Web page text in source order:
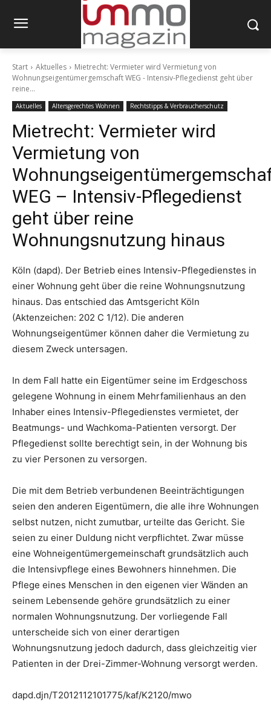
Start Aktuelles
Mietrecht: Vermieter wird Vermietung von
Wohnungseigentümergemschaft WEG - Intensiv-Pflegedienst geht über
reine...
Aktuelles Altersgerechtes Wohnen Rechtstipps & Verbraucherschutz
Mietrecht: Vermieter wird
Vermietung von
WEG – Intensiv-Pflegedienst
geht über reine
Wohnungsnutzung hinaus
Köln (dapd). Der Betrieb eines Intensiv-Pflegedienstes in
einer Wohnung geht über die reine Wohnungsnutzung
hinaus. Das entschied das Amtsgericht Köln
(Aktenzeichen: 202 C 1/12). Die anderen
Wohnungseigentümer können daher die Vermietung zu
diesem Zweck untersagen.
In dem Fall hatte ein Eigentümer seine im Erdgeschoss
gelegene Wohnung in einem Mehrfamilienhaus an den
Inhaber eines Intensiv-Pflegedienstes vermietet, der
Beatmungs- und Wachkoma-Patienten versorgt. Der
Pflegedienst sollte berechtigt sein, in der Wohnung bis
zu vier Personen zu versorgen.
Die mit dem Betrieb verbundenen Beeinträchtigungen
seien den anderen Eigentümern, die alle ihre Wohnungen
selbst nutzen, nicht zumutbar, urteilte das Gericht. Sie
seien zu einer Duldung nicht verpflichtet. Zwar müsse
eine Wohneigentümergemeinschaft grundsätzlich auch
die Intensivpflege eines Bewohners hinnehmen. Die
Pflege eines Menschen in den eigenen vier Wänden an
seinem Lebensende gehöre grundsätzlich zu einer
normalen Wohnungsnutzung. Der vorliegende Fall
unterscheide sich von einer derartigen
Wohnungsnutzung jedoch dadurch, dass gleichzeitig vier
Patienten in der Drei-Zimmer-Wohnung versorgt werden.
dapd.djn/T2012112101775/kaf/K2120/mwo